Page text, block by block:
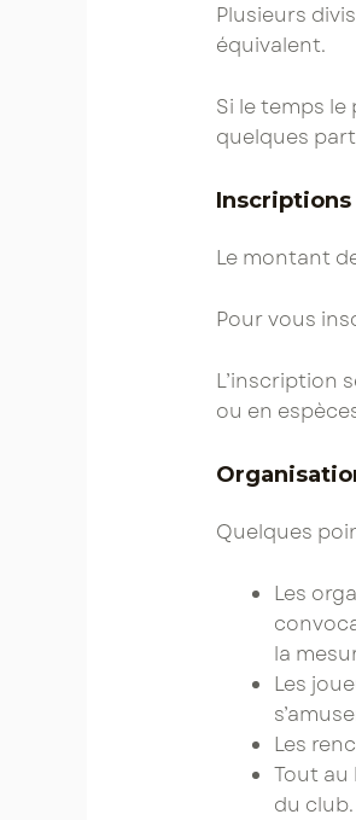
Plusieurs
équivalent.
Si le temps
quelques
Inscriptions
Le montant
Pour vous
L’inscription
ou en
Quelques
​Les
la
Les
Les
​Tout
du club.